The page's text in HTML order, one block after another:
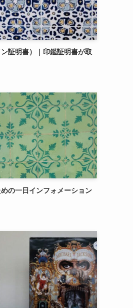
証明書）｜印鑑証明書が取
の一日インフォメーション